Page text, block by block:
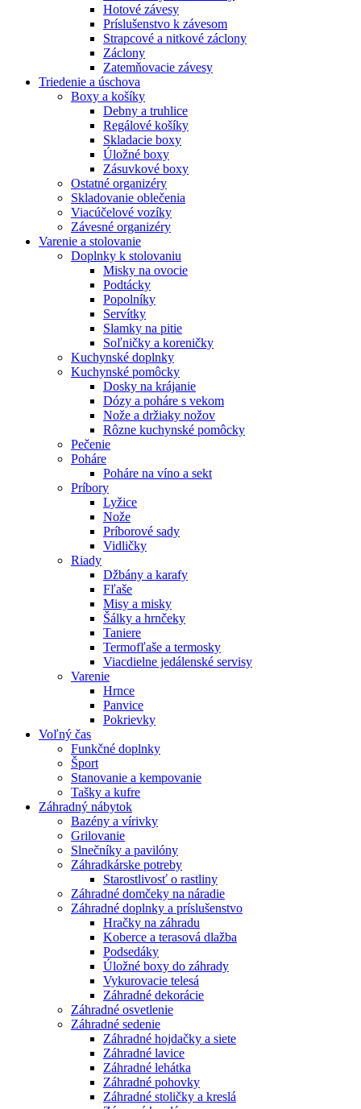
Hotové závesy
Príslušenstvo k závesom
Strapcové a nitkové záclony
Záclony
Zatemňovacie závesy
Triedenie a úschova
Boxy a košíky
Debny a truhlice
Regálové košíky
Skladacie boxy
Úložné boxy
Zásuvkové boxy
Ostatné organizéry
Skladovanie oblečenia
Viacúčelové vozíky
Závesné organizéry
Varenie a stolovanie
Doplnky k stolovaniu
Misky na ovocie
Podtácky
Popolníky
Servítky
Slamky na pitie
Soľničky a koreničky
Kuchynské doplnky
Kuchynské pomôcky
Dosky na krájanie
Dózy a poháre s vekom
Nože a držiaky nožov
Rôzne kuchynské pomôcky
Pečenie
Poháre
Poháre na víno a sekt
Príbory
Lyžice
Nože
Príborové sady
Vidličky
Riady
Džbány a karafy
Fľaše
Misy a misky
Šálky a hrnčeky
Taniere
Termofľaše a termosky
Viacdielne jedálenské servisy
Varenie
Hrnce
Panvice
Pokrievky
Voľný čas
Funkčné doplnky
Šport
Stanovanie a kempovanie
Tašky a kufre
Záhradný nábytok
Bazény a vírivky
Grilovanie
Slnečníky a pavilóny
Záhradkárske potreby
Starostlivosť o rastliny
Záhradné domčeky na náradie
Záhradné doplnky a príslušenstvo
Hračky na záhradu
Koberce a terasová dlažba
Podsedáky
Úložné boxy do záhrady
Vykurovacie telesá
Záhradné dekorácie
Záhradné osvetlenie
Záhradné sedenie
Záhradné hojdačky a siete
Záhradné lavice
Záhradné lehátka
Záhradné pohovky
Záhradné stoličky a kreslá